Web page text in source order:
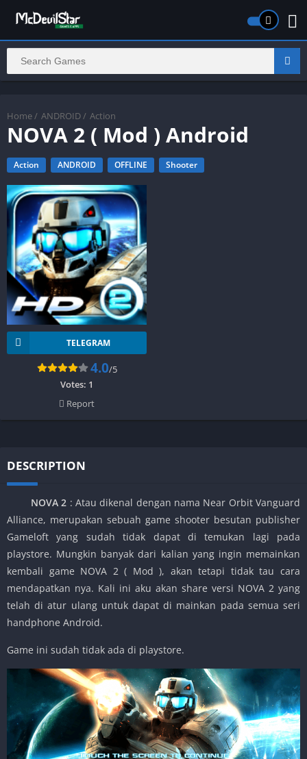
Home / ANDROID / Action
NOVA 2 ( Mod ) Android
Action ANDROID OFFLINE Shooter
TELEGRAM
4.0/5
Votes: 1
Report
DESCRIPTION
NOVA 2 : Atau dikenal dengan nama Near Orbit Vanguard
Alliance, merupakan sebuah game shooter besutan publisher
Gameloft yang sudah tidak dapat di temukan lagi pada
playstore. Mungkin banyak dari kalian yang ingin memainkan
kembali game NOVA 2 ( Mod ), akan tetapi tidak tau cara
mendapatkan nya. Kali ini aku akan share versi NOVA 2 yang
telah di atur ulang untuk dapat di mainkan pada semua seri
handphone Android.
Game ini sudah tidak ada di playstore.